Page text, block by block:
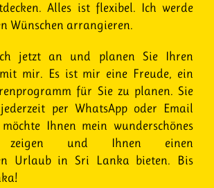
Alles ist flexibel. Ich werde
Wünschen arrangieren.
jetzt an und planen Sie Ihren
mir. Es ist mir eine Freude, ein
für Sie zu planen. Sie
per WhatsApp oder Email
Ihnen mein wunderschönes
zeigen und Ihnen einen
Urlaub in Sri Lanka bieten. Bis